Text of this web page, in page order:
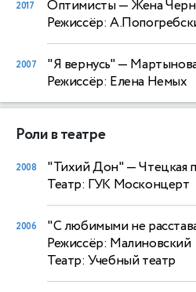
2017 Оптимисты— Жена
Режиссёр:
2007 "Я вернусь"—
Режиссёр: Елена Немых
Роли в театре
2008 "Тихий Дон"— Чтецкая
Театр: ГУК Москонцерт
2006 "С любимыми не
Режиссёр: Малиновский
Театр: Учебный театр